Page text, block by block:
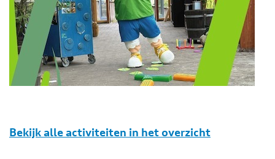
Bekijk alle activiteiten in het overzicht